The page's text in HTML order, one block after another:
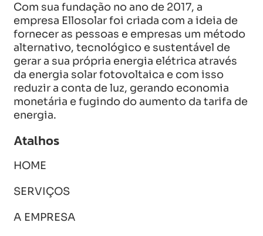
Com sua fundação no ano de 2017, a
empresa Ellosolar foi criada com a ideia de
fornecer as pessoas e empresas um método
alternativo, tecnológico e sustentável de
gerar a sua própria energia elétrica através
da energia solar fotovoltaica e com isso
reduzir a conta de luz, gerando economia
monetária e fugindo do aumento da tarifa de
energia.
Atalhos
HOME
SERVIÇOS
A EMPRESA